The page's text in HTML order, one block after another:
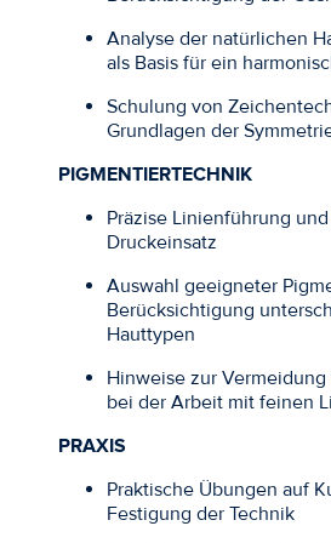
Analyse der natürlichen
als Basis für ein
Schulung von
Grundlagen der
PIGMENTIERTECHNIK
Präzise Linienführung
Druckeinsatz
Auswahl geeigneter
Berücksichtigung
Hauttypen
Hinweise zur
bei der Arbeit mit feinen
PRAXIS
Praktische Übungen auf
Festigung der Technik